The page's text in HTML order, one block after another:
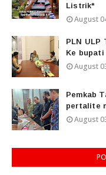
Listrik*
August
PLN ULP
Ke bupati
August
Pemkab
pertalite
August